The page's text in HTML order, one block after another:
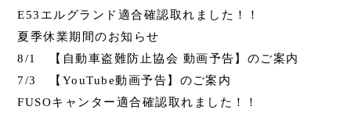
E53エルグランド適合確認取れました！！
夏季休業期間のお知らせ
8/1 【自動車盗難防止協会 動画予告】のご案内
7/3 【YouTube動画予告】のご案内
FUSOキャンター適合確認取れました！！